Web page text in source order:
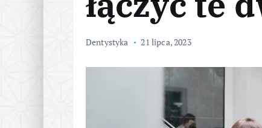
Dentystyka 21 lipca, 2023